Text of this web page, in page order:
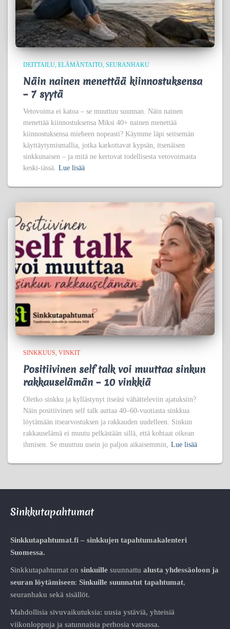
DEITTAILU ELÄMÄNTAITO SEURANHAKU
Näin nainen menettää kiinnostuksensa
– 7 syytä
Vetovoima ei katoa – se muuttuu suunnan. Näin nainen
menettää kiinnostuksensa Miksi 40+ nainen menettää
kiinnostuksensa mieheen nopeasti? Käymme läpi seitsemän
käyttäytymismallia, jotka karkottavat kypsän, itsenäisen
sinkkunaisen – ja mitä ne kertovat todellisesta vetovoimasta
keski-iässä.
Lue lisää
SINKKUUS VINKIT
Positiivinen self talk voi muuttaa sinkun
rakkauselämän – 10 vinkkiä
Oletko sinkku ja kyllästynyt itseäsi vähätteleviin ajatuksiin?
Näin positiivinen self talk auttaa 40–60-vuotiasta sinkkua
löytämään itsearvostuksen ja rakkauden uudelleen. Sinkun
rakkauselämä ei muutu pelkästään sillä, että kohtaat oikean
ihmisen. Se muuttuu usein jo paljon aikaisemmin,
Lue lisää
Sinkkutapahtumat
Sinkkutapahtumat.fi – sinkkujen tapahtumakalenteri
Suomessa.
Sinkkutapahtumat on sinkuille suunnattu alusta yhdessäoloon ja
seuran löytämiseen: Sinkuille suunnatut tapahtumat,
seuranhaku sekä sisällöt.
Mahdollisia sivuvaikutuksia: uusia ystäviä, yhteisiä
viikonloppuja ja satunnaisia perhosia vatsassa.